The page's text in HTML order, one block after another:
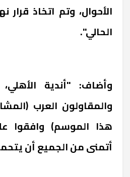
الأحوال، وتم اتخاذ
الحالي".
وأضاف: "أندية الأهلي،
والمقاولون العرب
هذا الموسم) وافقوا
أتمنى من الجميع أن